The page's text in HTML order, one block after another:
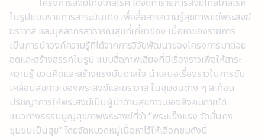
โครงการสงฆ์ไทยไกลโรค ได้จัดทำรายการสงฆ์ไทยไกลโรค
ในรูปแบบรายการสาระบันเทิง เพื่อสื่อสารความรู้สุขภาพแด่พระสงฆ์
ฆราวาส และบุคลากรสาธารณสุขที่เกี่ยวข้อง เนื้อหาของรายการ
เป็นการนำองค์ความรู้ที่ได้จากการวิจัยพัฒนาของโครงการมาต่อย
อดและสร้างสรรค์ในรูป แบบสื่อภาพเสียงที่มีเรื่องราวเพื่อให้สาระ
ความรู้ ชวนคิดและสร้างแรงบันดาลใจ นำเสนอเรื่องราวในการขับ
เคลื่อนสุขภาวะของพระสงฆ์และฆราวาส ในชุมชนต่าง ๆ สะท้อน
ปรัชญาการให้พระสงฆ์เป็นผู้นำด้านสุขภาวะของสังคมภายใต้
แนวทางธรรมนูญสุขภาพพระสงฆ์ที่ว่า “พระแข็งแรง วัดมั่นคง
ชุมชนเป็นสุข” โดยจัดหมวดหมู่เนื้อหาไว้ให้เลือกชมดังนี้